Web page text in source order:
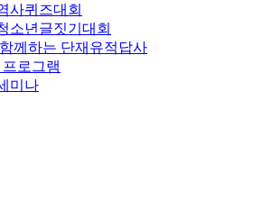
사퀴즈대회
소년글짓기대회
께하는 단재유적답사
로그램
미나